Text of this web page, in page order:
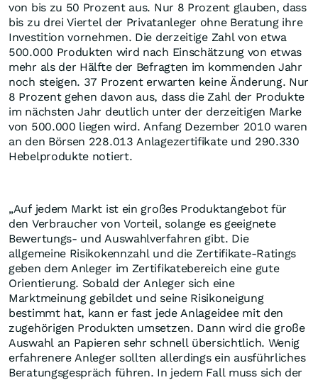
von bis zu 50 Prozent aus. Nur 8 Prozent glauben, dass
bis zu drei Viertel der Privatanleger ohne Beratung ihre
Investition vornehmen. Die derzeitige Zahl von etwa
500.000 Produkten wird nach Einschätzung von etwas
mehr als der Hälfte der Befragten im kommenden Jahr
noch steigen. 37 Prozent erwarten keine Änderung. Nur
8 Prozent gehen davon aus, dass die Zahl der Produkte
im nächsten Jahr deutlich unter der derzeitigen Marke
von 500.000 liegen wird. Anfang Dezember 2010 waren
an den Börsen 228.013 Anlagezertifikate und 290.330
Hebelprodukte notiert.
„Auf jedem Markt ist ein großes Produktangebot für
den Verbraucher von Vorteil, solange es geeignete
Bewertungs- und Auswahlverfahren gibt. Die
allgemeine Risikokennzahl und die Zertifikate-Ratings
geben dem Anleger im Zertifikatebereich eine gute
Orientierung. Sobald der Anleger sich eine
Marktmeinung gebildet und seine Risikoneigung
bestimmt hat, kann er fast jede Anlageidee mit den
zugehörigen Produkten umsetzen. Dann wird die große
Auswahl an Papieren sehr schnell übersichtlich. Wenig
erfahrenere Anleger sollten allerdings ein ausführliches
Beratungsgespräch führen. In jedem Fall muss sich der